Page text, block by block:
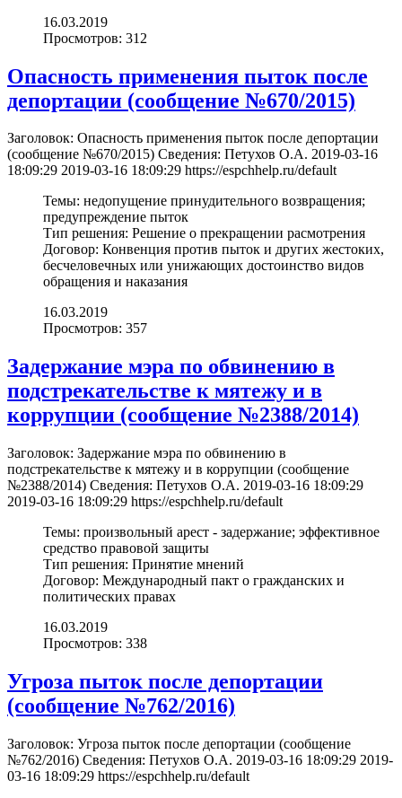
16.03.2019
Просмотров: 312
Опасность применения пыток после
депортации (cообщение №670/2015)
Заголовок: Опасность применения пыток после депортации
(cообщение №670/2015) Сведения: Петухов О.А. 2019-03-16
18:09:29 2019-03-16 18:09:29 https://espchhelp.ru/default
Темы: недопущение принудительного возвращения;
предупреждение пыток
Тип решения: Решение о прекращении расмотрения
Договор: Конвенция против пыток и других жестоких,
бесчеловечных или унижающих достоинство видов
обращения и наказания
16.03.2019
Просмотров: 357
Задержание мэра по обвинению в
подстрекательстве к мятежу и в
коррупции (cообщение №2388/2014)
Заголовок: Задержание мэра по обвинению в
подстрекательстве к мятежу и в коррупции (cообщение
№2388/2014) Сведения: Петухов О.А. 2019-03-16 18:09:29
2019-03-16 18:09:29 https://espchhelp.ru/default
Темы: произвольный арест - задержание; эффективное
средство правовой защиты
Тип решения: Принятие мнений
Договор: Международный пакт о гражданских и
политических правах
16.03.2019
Просмотров: 338
Угроза пыток после депортации
(cообщение №762/2016)
Заголовок: Угроза пыток после депортации (cообщение
№762/2016) Сведения: Петухов О.А. 2019-03-16 18:09:29 2019-
03-16 18:09:29 https://espchhelp.ru/default